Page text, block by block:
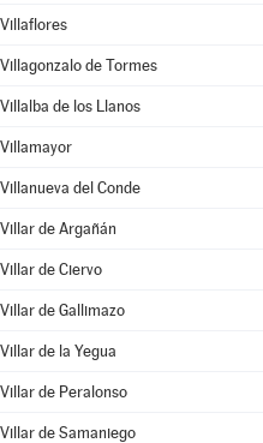
Villaflores
Villagonzalo de Tormes
Villalba de los Llanos
Villamayor
Villanueva del Conde
Villar de Argañán
Villar de Ciervo
Villar de Gallimazo
Villar de la Yegua
Villar de Peralonso
Villar de Samaniego